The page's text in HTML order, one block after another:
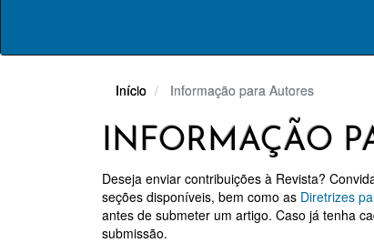
Início Informação para Autores
INFORMAÇÃO
Deseja enviar contribuições à Revista?
seções disponíveis, bem como as Diretrizes
antes de submeter um artigo. Caso já tenha
submissão.